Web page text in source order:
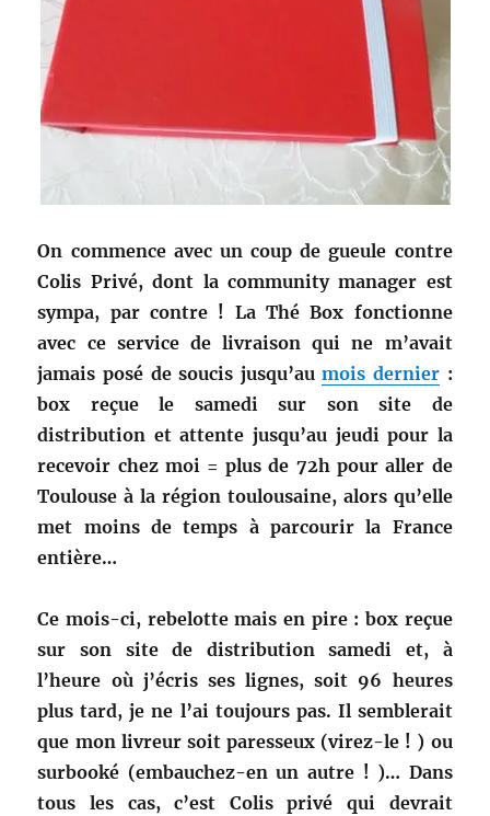
On commence avec un coup de gueule contre
Colis Privé, dont la community manager est
sympa, par contre ! La Thé Box fonctionne
avec ce service de livraison qui ne m’avait
jamais posé de soucis jusqu’aumois dernier:
box reçue le samedi sur son site de
distribution et attente jusqu’au jeudi pour la
recevoir chez moi = plus de 72h pour aller de
Toulouse à la région toulousaine, alors qu’elle
met moins de temps à parcourir la France
entière…
Ce mois-ci, rebelotte mais en pire : box reçue
sur son site de distribution samedi et, à
l’heure où j’écris ses lignes, soit 96 heures
plus tard, je ne l’ai toujours pas. Il semblerait
que mon livreur soit paresseux (virez-le ! ) ou
surbooké (embauchez-en un autre ! )… Dans
tous les cas, c’est Colis privé qui devrait